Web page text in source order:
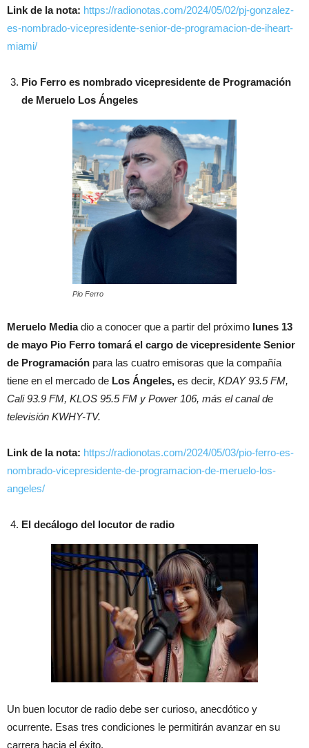
Link de la nota: https://radionotas.com/2024/05/02/pj-gonzalez-
es-nombrado-vicepresidente-senior-de-programacion-de-iheart-
miami/
Pio Ferro es nombrado vicepresidente de Programación
de Meruelo Los Ángeles
Pio Ferro
Meruelo Mediadio a conocer que a partir del próximo lunes 13
de mayo Pio Ferro tomará el cargo de vicepresidente Senior
de Programación para las cuatro emisoras que la compañía
tiene en el mercado de Los Ángeles, es decir, KDAY 93.5 FM,
Cali 93.9 FM, KLOS 95.5 FM y Power 106, más el canal de
televisión KWHY-TV.
Link de la nota: https://radionotas.com/2024/05/03/pio-ferro-es-
nombrado-vicepresidente-de-programacion-de-meruelo-los-
angeles/
El decálogo del locutor de radio
Un buen locutor de radio debe ser curioso, anecdótico y
ocurrente. Esas tres condiciones le permitirán avanzar en su
carrera hacia el éxito.